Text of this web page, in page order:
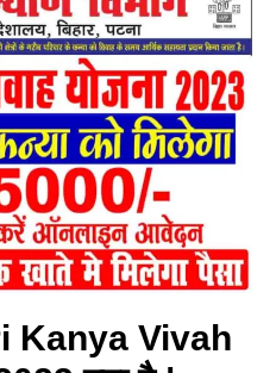
Kanya Vivah